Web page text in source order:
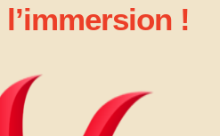
l’immersion !